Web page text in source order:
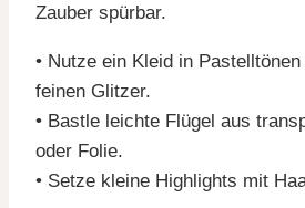
Zauber spürbar.
• Nutze ein Kleid in
feinen Glitzer.
• Bastle leichte Flügel aus
oder Folie.
• Setze kleine Highlights mit